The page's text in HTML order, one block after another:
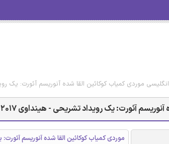
انگلیسی موردی کمیاب کوکائین القا شده آنوریسم آئورت: یک
آئورت: یک رویداد تشریحی - هینداوی 2017
موردی کمیاب کوکائین القا شده آنوریسم